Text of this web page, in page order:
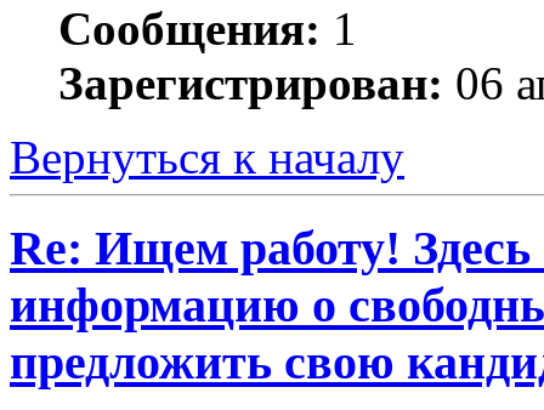
Сообщения: 1
Зарегистрирован: 06
Вернуться к началу
Re: Ищем работу!
информацию о
предложить свою